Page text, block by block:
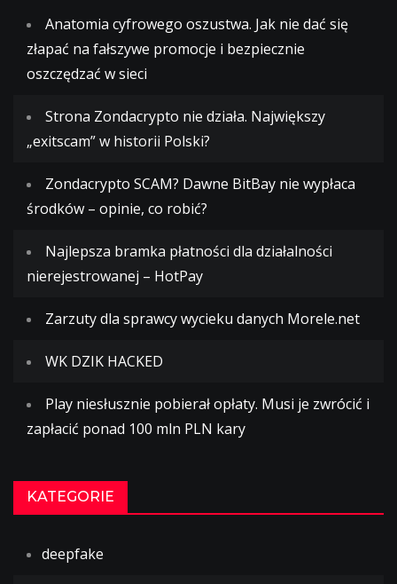
Anatomia cyfrowego oszustwa. Jak nie dać się
złapać na fałszywe promocje i bezpiecznie
oszczędzać w sieci
Strona Zondacrypto nie działa. Największy
„exitscam” w historii Polski?
Zondacrypto SCAM? Dawne BitBay nie wypłaca
środków – opinie, co robić?
Najlepsza bramka płatności dla działalności
nierejestrowanej – HotPay
Zarzuty dla sprawcy wycieku danych Morele.net
WK DZIK HACKED
Play niesłusznie pobierał opłaty. Musi je zwrócić i
zapłacić ponad 100 mln PLN kary
KATEGORIE
deepfake